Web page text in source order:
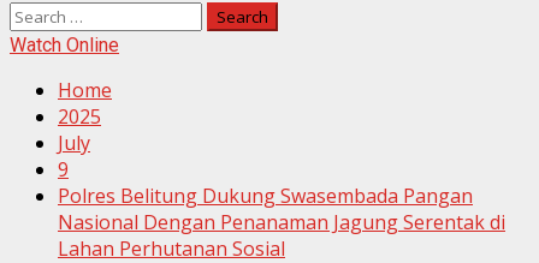
Search
for:
Watch Online
Home
2025
July
9
Polres Belitung Dukung Swasembada Pangan
Nasional Dengan Penanaman Jagung Serentak di
Lahan Perhutanan Sosial